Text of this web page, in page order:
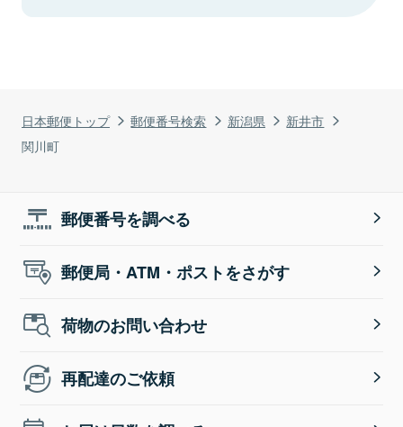
日本郵便トップ 郵便番号検索 新潟県
新井市
関川町
郵便番号を調べる
郵便局・ATM・ポストをさがす
荷物のお問い合わせ
再配達のご依頼